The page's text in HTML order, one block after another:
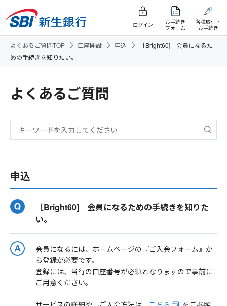
ログイン
お手続き
フォーム
各種取引・
お手続き
よくあるご質問TOP 口座開設 申込
［Bright60] 会員になるた
めの手続きを知りたい。
よくあるご質問
申込
［Bright60] 会員になるための手続きを知りた
い。
会員になるには、ホームページの『ご入会フォーム』か
ら登録が必要です。
登録には、当行の口座番号が必須となりますので事前に
ご用意ください。